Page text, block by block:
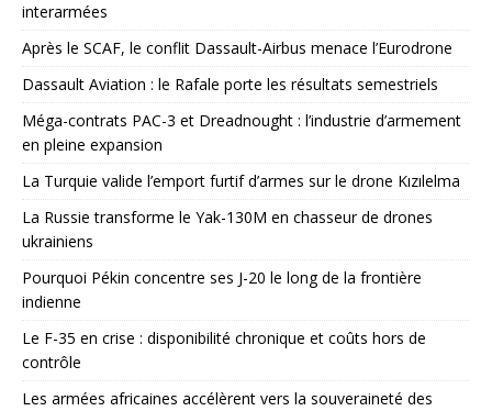
interarmées
Après le SCAF, le conflit Dassault-Airbus menace l’Eurodrone
Dassault Aviation : le Rafale porte les résultats semestriels
Méga-contrats PAC-3 et Dreadnought : l’industrie d’armement
en pleine expansion
La Turquie valide l’emport furtif d’armes sur le drone Kızılelma
La Russie transforme le Yak-130M en chasseur de drones
ukrainiens
Pourquoi Pékin concentre ses J-20 le long de la frontière
indienne
Le F-35 en crise : disponibilité chronique et coûts hors de
contrôle
Les armées africaines accélèrent vers la souveraineté des